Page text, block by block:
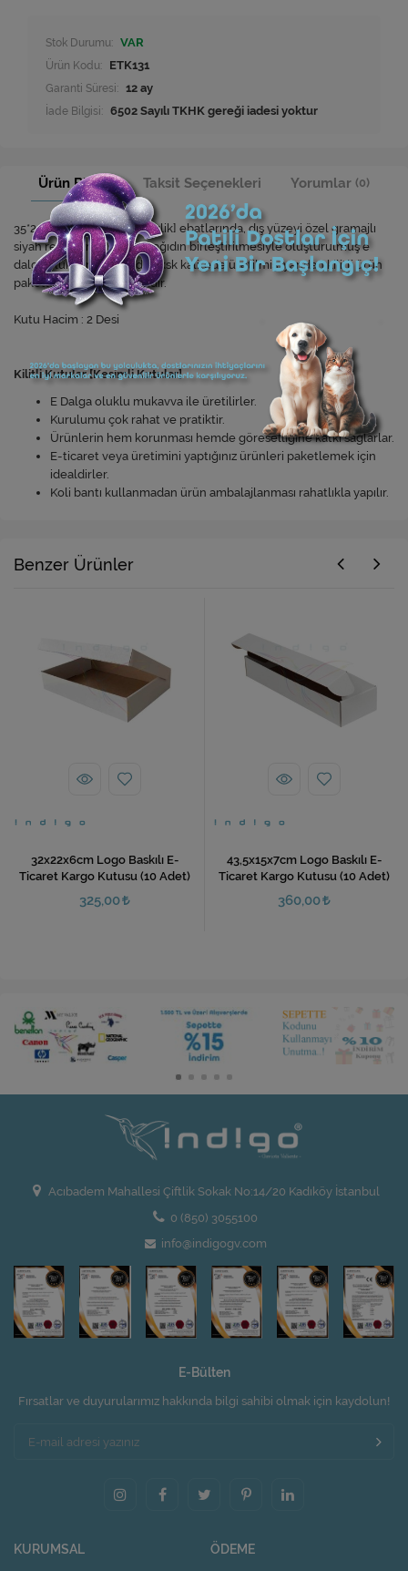
Stok Durumu: VAR
Ürün Kodu: ETK131
Garanti Süresi: 12 ay
İade Bilgisi:
Ürün Bilgisi Taksit Seçenekleri Yorumlar (0)
35*24*7cm [Boy*En*Yükseklik] ebatlarında, dış yüzeyi özel gramajlı
siyah renkli kraft saman kağıdın birleştirilmesiyle oluşturulmuş e
dalga oluklu mukavvadan ksk kalitede üretilmiş, yandan kilitli ürün
paketleme kutusu çeşididir.
Kutu Hacim : 2 Desi
Kilitli Kutular [Kesimli Kutular]
E Dalga oluklu mukavva ile üretilirler.
Kurulumu çok rahat ve pratiktir.
Ürünlerin hem korunması hemde göreselliğine katkı sağlarlar.
E-ticaret veya üretimini yaptığınız ürünleri paketlemek için
idealdirler.
Koli bantı kullanmadan ürün ambalajlanması rahatlıkla yapılır.
Benzer Ürünler
32x22x6cm Logo Baskılı E-
Ticaret Kargo Kutusu (10 Adet)
325,00
43,5x15x7cm Logo Baskılı E-
Ticaret Kargo Kutusu (10 Adet)
360,00
Acıbadem Mahallesi Çiftlik Sokak No:14/20 Kadıköy İstanbul
0 (850) 3055100
info@indigogv.com
E-Bülten
Fırsatlar ve duyurularımız hakkında bilgi sahibi olmak için kaydolun!
KURUMSAL ÖDEME